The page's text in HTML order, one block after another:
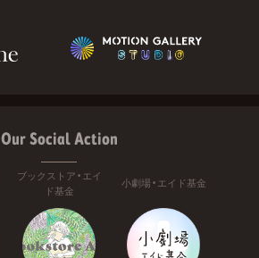
Our Social Action
ブックストア・エイ
ド基金
小劇場・エイド基金